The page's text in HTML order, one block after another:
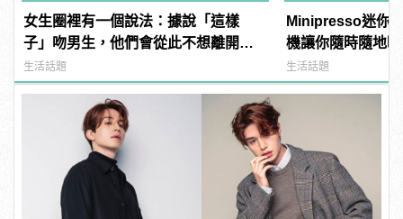
女生圈裡有一個說法：據說「這樣
子」吻男生，他們會從此不想離開自
己！
生活話題
Minipresso迷你
機讓你隨時隨地
生活話題